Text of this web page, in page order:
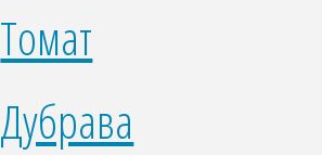
Томат
Дубрава